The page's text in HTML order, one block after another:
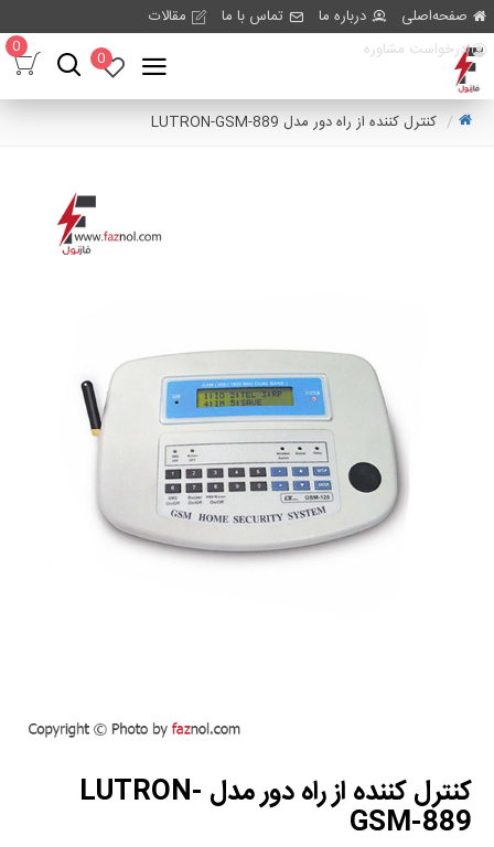
صفحه‌اصلی درباره ما تماس با ما
مقالات
درخواست مشاوره
0
0
کنترل کننده از راه دور مدل LUTRON-GSM-889
کنترل کننده از راه دور مدل LUTRON-
GSM-889